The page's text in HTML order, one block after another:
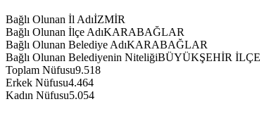
Bağlı Olunan İl AdıİZMİR
Bağlı Olunan İlçe AdıKARABAĞLAR
Bağlı Olunan Belediye AdıKARABAĞLAR
Bağlı Olunan Belediyenin NiteliğiBÜYÜKŞEHİR İLÇE
Toplam Nüfusu9.518
Erkek Nüfusu4.464
Kadın Nüfusu5.054